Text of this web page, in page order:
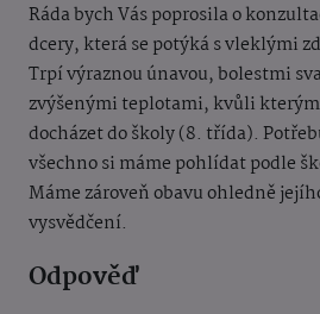
Ráda bych Vás poprosila o
dcery, která se potýká s vleklými
Trpí výraznou únavou, bolestmi
zvýšenými teplotami, kvůli
docházet do školy (8. třída).
všechno si máme pohlídat podle
Máme zároveň obavu ohledně
vysvědčení.
Odpověď